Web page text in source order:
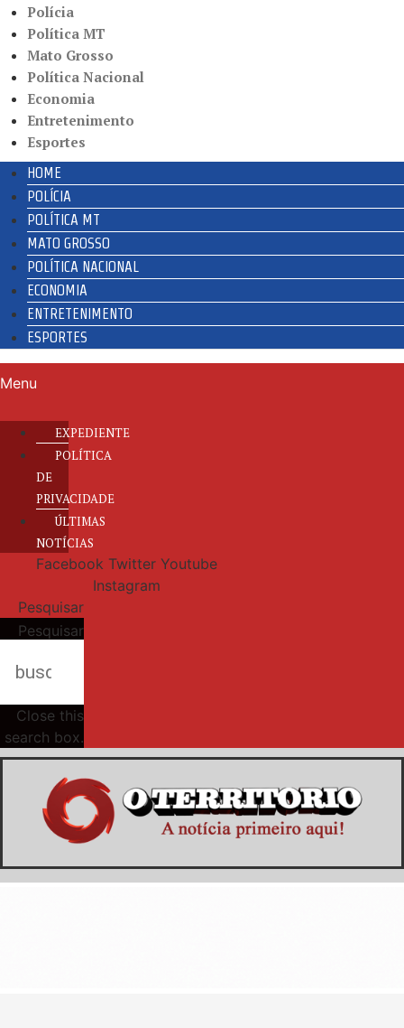
Polícia
Política MT
Mato Grosso
Política Nacional
Economia
Entretenimento
Esportes
HOME
POLÍCIA
POLÍTICA MT
MATO GROSSO
POLÍTICA NACIONAL
ECONOMIA
ENTRETENIMENTO
ESPORTES
Menu
EXPEDIENTE
POLÍTICA
DE
PRIVACIDADE
ÚLTIMAS
NOTÍCIAS
Facebook Twitter Youtube
Instagram
Pesquisar
Pesquisar
Close this
search box.